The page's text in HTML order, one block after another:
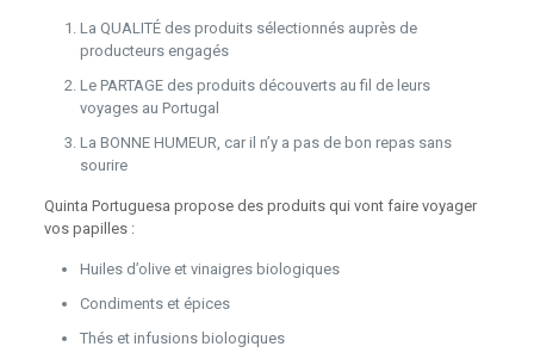
La QUALITÉ des produits sélectionnés auprès de
producteurs engagés
Le PARTAGE des produits découverts au fil de leurs
voyages au Portugal
La BONNE HUMEUR, car il n’y a pas de bon repas sans
sourire
Quinta Portuguesa propose des produits qui vont faire voyager
vos papilles :
Huiles d’olive et vinaigres biologiques
Condiments et épices
Thés et infusions biologiques